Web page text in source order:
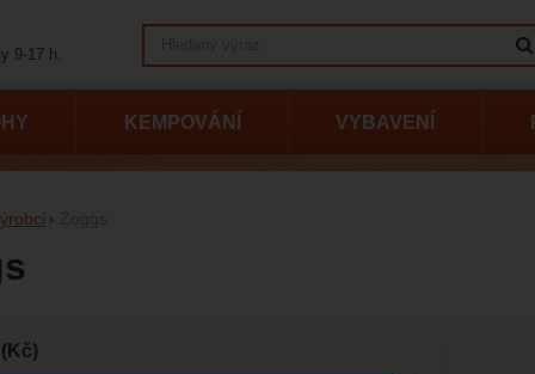
podle parametrů
KEMPOVÁNÍ VYBAVENÍ
9-17 h.